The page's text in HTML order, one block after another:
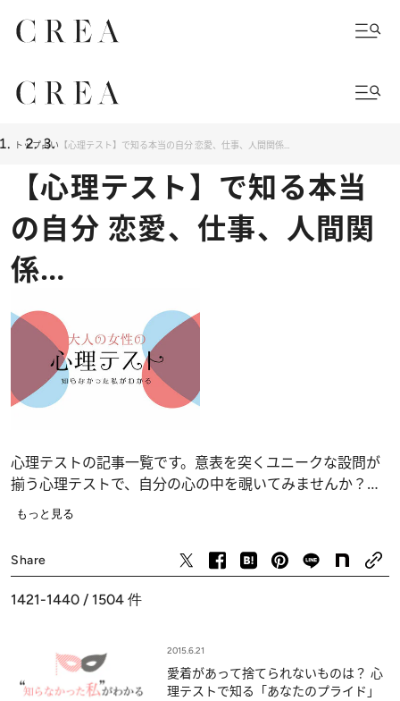
トップ占い 【心理テスト】で知る本当の自分 恋愛、仕事、人間関係…
【心理テスト】で知る本当
の自分 恋愛、仕事、人間関
係…
心理テストの記事一覧です。意表を突くユニークな設問が
揃う心理テストで、自分の心の中を覗いてみませんか？
恋愛、仕事、人間関係の深層心理……、自分でも気づかな
もっと見る
Share
1421-1440 / 1504 件
2015.6.21
愛着があって捨てられないものは？ 心
理テストで知る「あなたのプライド」